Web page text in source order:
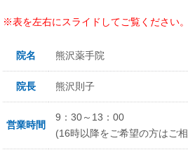
※表を左右にスライドしてご覧ください。
院名 熊沢薬手院
院長 熊沢則子
営業時間
9：30～13：00
(16時以降をご希望の方はご